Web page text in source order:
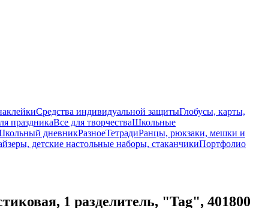
Средства индивидуальной защитыГлобусы, карты,
праздникаВсе для творчестваШкольные
дневникРазноеТетрадиРанцы, рюкзаки, мешки и
детские настольные наборы, стаканчикиПортфолио
1 разделитель, "Tag", 401800